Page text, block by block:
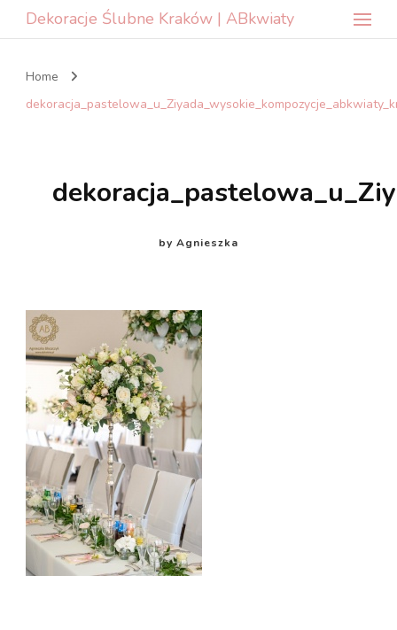
Dekoracje Ślubne Kraków | ABkwiaty
Home
by Agnieszka